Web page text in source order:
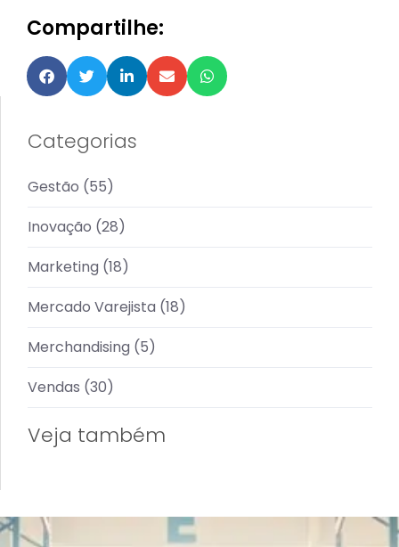
Compartilhe:
Categorias
Gestão (55)
Inovação (28)
Marketing (18)
Mercado Varejista (18)
Merchandising (5)
Vendas (30)
Veja também